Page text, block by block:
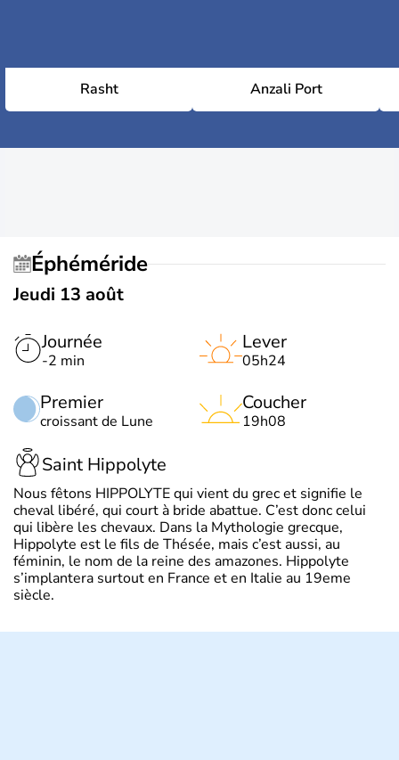
Rasht Anzali Port
Éphéméride
Jeudi 13 août
Journée
-2 min
Premier
croissant de Lune
Lever
05h24
Coucher
19h08
Saint Hippolyte
Nous fêtons HIPPOLYTE qui vient du grec et signifie le
cheval libéré, qui court à bride abattue. C’est donc celui
qui libère les chevaux. Dans la Mythologie grecque,
Hippolyte est le fils de Thésée, mais c’est aussi, au
féminin, le nom de la reine des amazones. Hippolyte
s’implantera surtout en France et en Italie au 19eme
siècle.